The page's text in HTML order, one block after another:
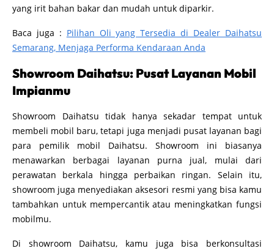
yang irit bahan bakar dan mudah untuk diparkir.
Baca juga : Pilihan Oli yang Tersedia di Dealer Daihatsu
Semarang, Menjaga Performa Kendaraan Anda
Showroom Daihatsu: Pusat Layanan Mobil
Impianmu
Showroom Daihatsu tidak hanya sekadar tempat untuk
membeli mobil baru, tetapi juga menjadi pusat layanan bagi
para pemilik mobil Daihatsu. Showroom ini biasanya
menawarkan berbagai layanan purna jual, mulai dari
perawatan berkala hingga perbaikan ringan. Selain itu,
showroom juga menyediakan aksesori resmi yang bisa kamu
tambahkan untuk mempercantik atau meningkatkan fungsi
mobilmu.
Di showroom Daihatsu, kamu juga bisa berkonsultasi